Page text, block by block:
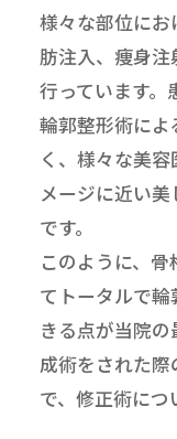
様々な部位に
肪注入、痩身
行っています。
輪郭整形術に
く、様々な美
メージに近い
です。
このように、
てトータルで
きる点が当院
成術をされた
で、修正術につ